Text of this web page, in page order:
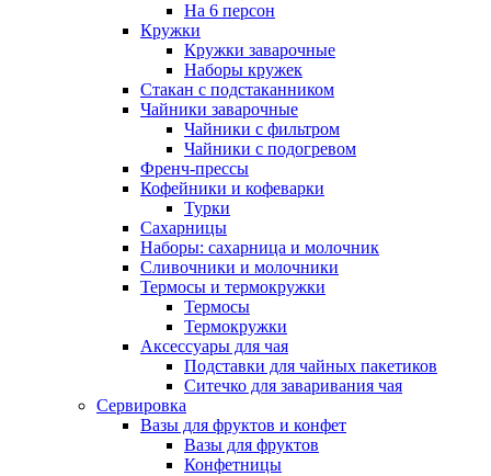
На 6 персон
Кружки
Кружки заварочные
Наборы кружек
Стакан с подстаканником
Чайники заварочные
Чайники с фильтром
Чайники с подогревом
Френч-прессы
Кофейники и кофеварки
Турки
Сахарницы
Наборы: сахарница и молочник
Сливочники и молочники
Термосы и термокружки
Термосы
Термокружки
Аксессуары для чая
Подставки для чайных пакетиков
Ситечко для заваривания чая
Сервировка
Вазы для фруктов и конфет
Вазы для фруктов
Конфетницы